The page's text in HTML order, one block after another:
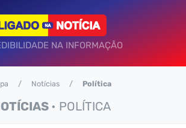
NA INFORMAÇÃO
• POLÍTICA
Notícias Política